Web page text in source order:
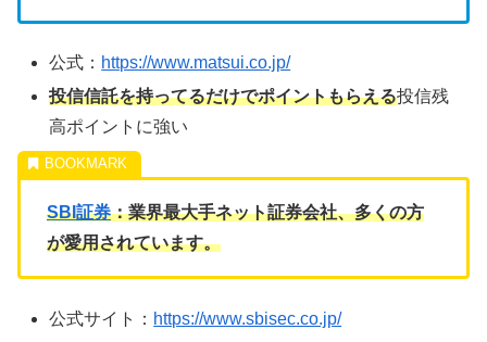
公式： https://www.matsui.co.jp/
投信信託を持ってるだけでポイントもらえる投信残
高ポイントに強い
SBI証券：業界最大手ネット証券会社、多くの方
が愛用されています。
公式サイト： https://www.sbisec.co.jp/